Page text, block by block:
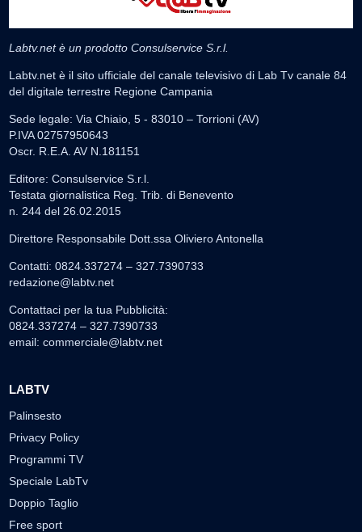
Labtv.net è un prodotto Consulservice S.r.l.
Labtv.net è il sito ufficiale del canale televisivo di Lab Tv canale 84
del digitale terrestre Regione Campania
Sede legale: Via Chiaio, 5 - 83010 – Torrioni (AV)
P.IVA 02757950643
Oscr. R.E.A. AV N.181151
Editore: Consulservice S.r.l.
Testata giornalistica Reg. Trib. di Benevento
n. 244 del 26.02.2015
Direttore Responsabile Dott.ssa Oliviero Antonella
Contatti: 0824.337274 – 327.7390733
redazione@labtv.net
Contattaci per la tua Pubblicità:
0824.337274 – 327.7390733
email: commerciale@labtv.net
LABTV
Palinsesto
Privacy Policy
Programmi TV
Speciale LabTv
Doppio Taglio
Free sport